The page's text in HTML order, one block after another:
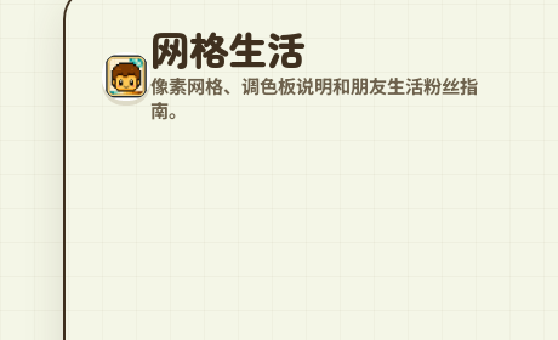
网格生活
像素网格、调色板说明和朋友生活粉丝指
南。